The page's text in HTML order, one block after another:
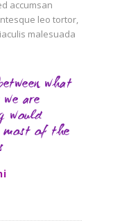
accumsan
leo tortor,
malesuada
what
are
would
of the